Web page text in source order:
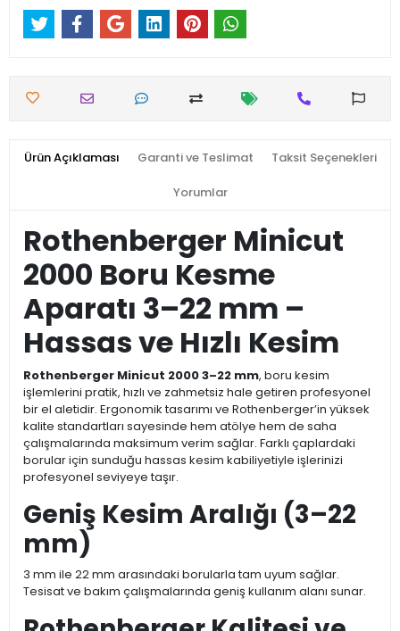
Ürün Açıklaması Garanti ve Teslimat Taksit Seçenekleri
Yorumlar
Rothenberger Minicut
2000 Boru Kesme
Aparatı 3–22 mm –
Hassas ve Hızlı Kesim
Rothenberger Minicut 2000 3–22 mm, boru kesim
işlemlerini pratik, hızlı ve zahmetsiz hale getiren profesyonel
bir el aletidir. Ergonomik tasarımı ve Rothenberger’in yüksek
kalite standartları sayesinde hem atölye hem de saha
çalışmalarında maksimum verim sağlar. Farklı çaplardaki
borular için sunduğu hassas kesim kabiliyetiyle işlerinizi
profesyonel seviyeye taşır.
Geniş Kesim Aralığı (3–22
mm)
3 mm ile 22 mm arasındaki borularla tam uyum sağlar.
Tesisat ve bakım çalışmalarında geniş kullanım alanı sunar.